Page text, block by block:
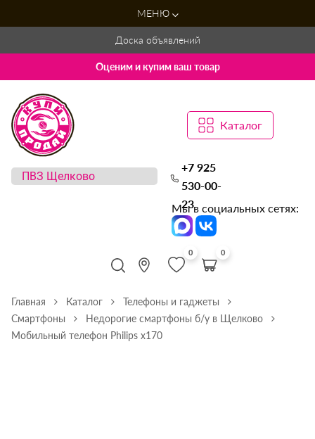
МЕНЮ
Доска объявлений
Оценим и купим ваш товар
Каталог
+7 925
530-00-
23
Мы в социальных сетях:
0 0
Главная Каталог
Телефоны и гаджеты
Смартфоны
Недорогие смартфоны б/у в Щелково
Мобильный телефон Philips х170